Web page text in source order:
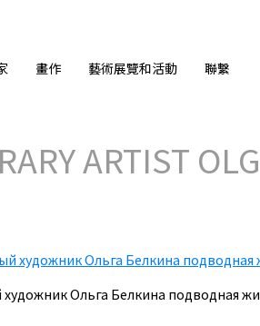
畫作 藝術展覽和活動 聯繫
ARTIST
Ольга Белкина подводная